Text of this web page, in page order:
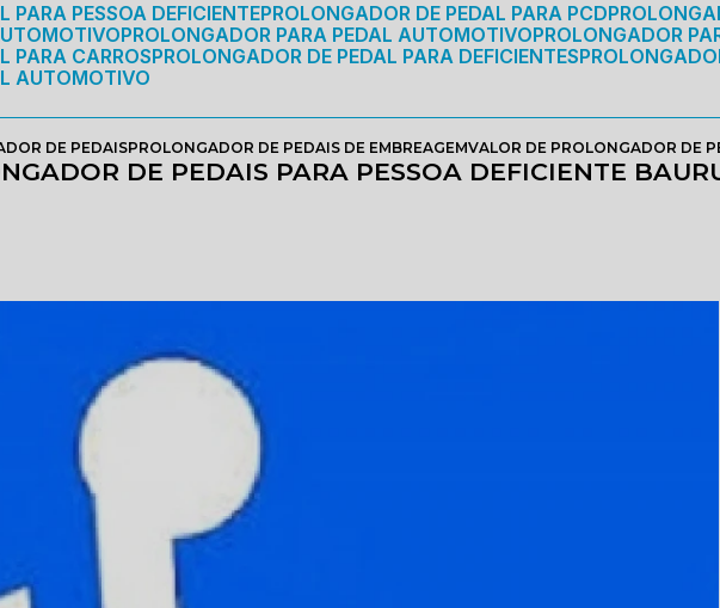
PARA PESSOA DEFICIENTE PROLONGADOR DE PEDAL PARA PCD
PROLONGADOR PARA PEDAL AUTOMOTIVO PROLONGADOR
PARA CARROS
PROLONGADOR DE PEDAL PARA DEFICIENTES
AUTOMOTIVO
DE PEDAISPROLONGADOR DE PEDAIS DE EMBREAGEMVALOR DE PROLONGADOR DE
DE PEDAIS PARA PESSOA DEFICIENTE